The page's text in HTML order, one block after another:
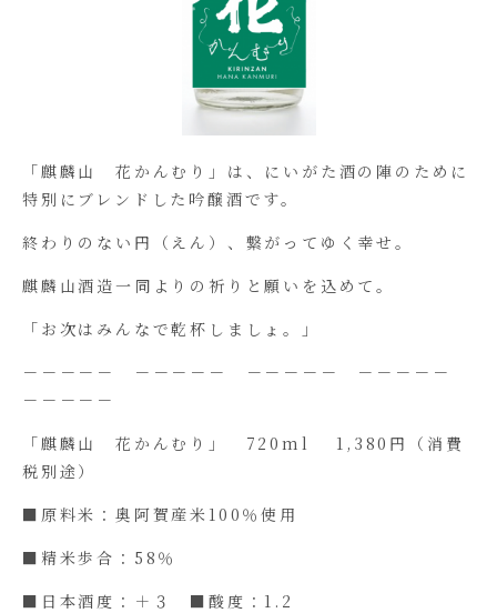
「麒麟山 花かんむり」は、にいがた酒の陣のために
特別にブレンドした吟醸酒です。
終わりのない円（えん）、繋がってゆく幸せ。
麒麟山酒造一同よりの祈りと願いを込めて。
「お次はみんなで乾杯しましょ。」
－－－－－ －－－－－ －－－－－ －－－－－
－－－－－
「麒麟山 花かんむり」 720ml 1,380円（消費
税別途）
■原料米：奥阿賀産米100％使用
■精米歩合：58％
■日本酒度：＋３ ■酸度：1.2